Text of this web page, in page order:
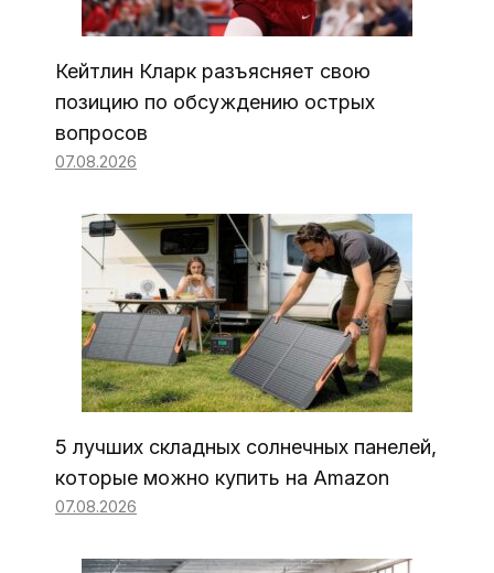
Кейтлин Кларк разъясняет свою
позицию по обсуждению острых
вопросов
07.08.2026
5 лучших складных солнечных панелей,
которые можно купить на Amazon
07.08.2026